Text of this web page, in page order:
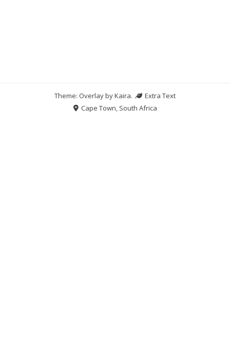
Theme: Overlay byKaira.
Extra Text
Cape Town, South Africa